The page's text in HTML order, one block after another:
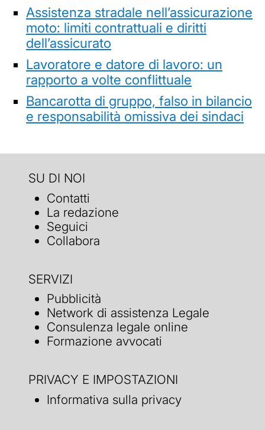
Assistenza stradale nell’assicurazione
moto: limiti contrattuali e diritti
dell’assicurato
Lavoratore e datore di lavoro: un
rapporto a volte conflittuale
Bancarotta di gruppo, falso in bilancio
e responsabilità omissiva dei sindaci
SU DI NOI
Contatti
La redazione
Seguici
Collabora
SERVIZI
Pubblicità
Network di assistenza Legale
Consulenza legale online
Formazione avvocati
PRIVACY E IMPOSTAZIONI
Informativa sulla privacy